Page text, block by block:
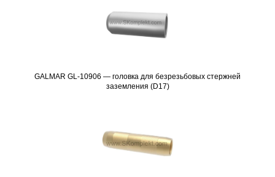
Подробнее
GALMAR GL-10906 — головка для безрезьбовых стержней
заземления (D17)